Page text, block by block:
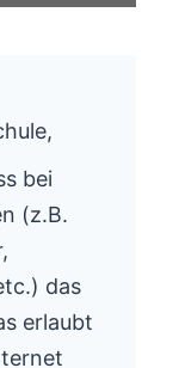
bei
(z.B.
das
erlaubt